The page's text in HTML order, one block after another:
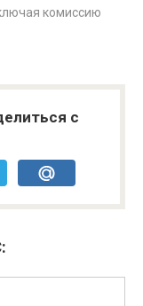
комиссию
с
Telegram